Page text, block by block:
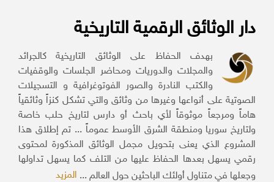
دار الوثائق الرقمية التاريخية
بهدف الحفاظ على الوثائق التاريخية كالجرائد
والمجلات والدوريات ومحاضر الجلسات والوقفيات
والكتب النادرة والصور الفوتوغرافية و التسجيلات
الصوتية على أنواعها وغيرها من وثائق والتي تشكل كنزاً وثائقياً
هاماً ومرجعاً موثوقاً لأي باحث أو دارس لتاريخ حلب خاصة
ولتاريخ سوريا ومنطقة الشرق الأوسط عموماً ... تم إطلاق هذا
المشروع الذي يعنى بتحويل مجمل الوثائق المذكورة لمحتوى
رقمي يسهل بعدها الحفاظ عليها من التلف كما يسهل تداولها
وجعلها في متناول أولئك الباحثين حول العالم ...المزيد